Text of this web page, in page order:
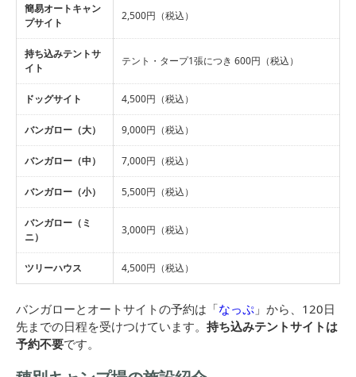
簡易オートキャン
プサイト
2,500円（税込）
持ち込みテントサ
イト
テント・タープ1張につき 600円（税込）
ドッグサイト 4,500円（税込）
バンガロー（大） 9,000円（税込）
バンガロー（中） 7,000円（税込）
バンガロー（小） 5,500円（税込）
バンガロー（ミ
ニ）
3,000円（税込）
ツリーハウス 4,500円（税込）
バンガローとオートサイトの予約は「なっぷ 」から、120日
先までの日程を受けつけています。 持ち込みテントサイトは
予約不要です。